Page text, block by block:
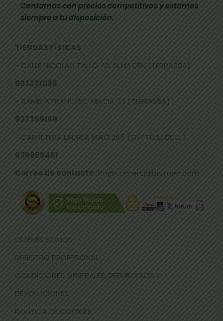
Contamos con precios competitivos y estamos
siempre a tu disposición.
TIENDAS FÍSICAS
- CALLE NICOLAU TALLÓ 70, ALMACÉN (TERRASSA)
937331096
- RAMBLA FRANCESC MACIÀ 73 (TERRASSA)
937359169
- CARRETERA LAUREÀ MIRÓ 285 (SNT FELIU DE LL.)
936666451
Correo de contacto: fm@comercialbrumen.com
QUIÉNES SOMOS
REGISTRO PROFESIONAL
CONDICIONES GENERALES, REEMBOLSOS Y
DEVOLUCIONES
POLÍTICA DE COOKIES